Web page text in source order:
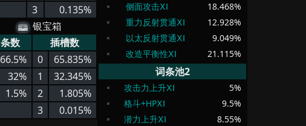
3
0.135%
银宝箱
数
插槽数
66.5% 0
65.835%
32% 1
32.345%
1.5% 2
1.805%
3
0.015%
侧面攻击ⅩⅠ
18.468%
重力反射贯通ⅩⅠ
12.928%
以太反射贯通ⅩⅠ
9.049%
改造平衡性ⅩⅠ
21.115%
词条池2
攻击力上升ⅩⅠ 5%
格斗+HPⅩⅠ
9.5%
潜力上升ⅩⅠ
8.55%